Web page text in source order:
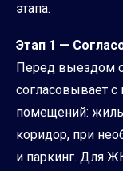
этапа.
Этап 1 —
Перед выездом
согласовывает
помещений:
коридор, при
и паркинг. Для